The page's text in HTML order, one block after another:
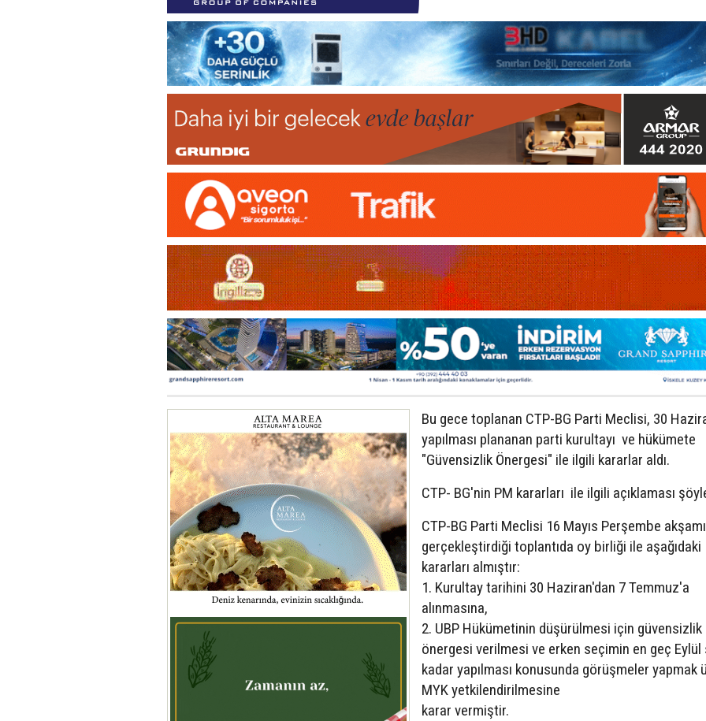
Bu gece toplanan CTP-BG Parti Meclisi, 30
yapılması plananan parti kurultayı ve hükümete
"Güvensizlik Önergesi" ile ilgili kararlar aldı.
CTP- BG'nin PM kararları ile ilgili açıklaması
CTP-BG Parti Meclisi 16 Mayıs Perşembe akşamı
gerçekleştirdiği toplantıda oy birliği ile aşağıdaki
kararları almıştır:
1. Kurultay tarihini 30 Haziran'dan 7 Temmuz'a
alınmasına,
2. UBP Hükümetinin düşürülmesi için güvensizlik
önergesi verilmesi ve erken seçimin en geç Eylül
kadar yapılması konusunda görüşmeler yapmak
MYK yetkilendirilmesine
karar vermiştir.